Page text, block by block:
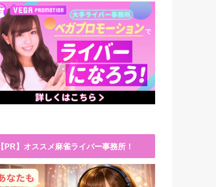
【PR】オススメ麻雀ライバー事務所！